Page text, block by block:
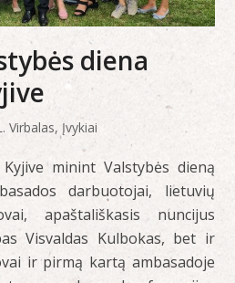
diena
Virbalas, Įvykiai
minint Valstybės dieną
darbuotojai, lietuvių
apaštališkasis nuncijus
Visvaldas Kulbokas, bet ir
ir pirmą kartą ambasadoje